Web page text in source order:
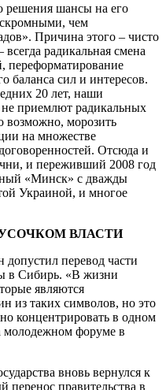
решения шансы на его
скромными, чем
Причина этого – чисто
радикальная смена
переформатирование
баланса сил и интересов.
20 лет, наши
не приемлют радикальных
возможно, морозить
на множестве
Отсюда и
и переживший 2008 год
«Минск» с дважды
Украиной, и многое
ВЛАСТИ
перевод части
в Сибирь. «В жизни
являются
из таких символов, но это
концентрировать в одном
молодежном форуме в
вновь вернулся к
перенос правительства в